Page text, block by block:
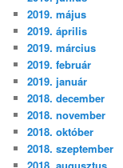
2019. május
2019. április
2019. március
2019. február
2019. január
2018. december
2018. november
2018. október
2018. szeptember